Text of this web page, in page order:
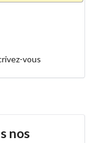
vous
nos